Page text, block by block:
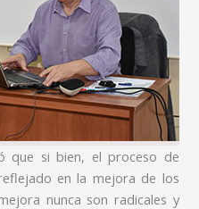
que si bien, el proceso de
en la mejora de los
nunca son radicales y